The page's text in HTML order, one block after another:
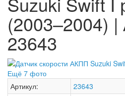
(2003–2004) |
23643
Ещё 7 фото
Артикул:
23643